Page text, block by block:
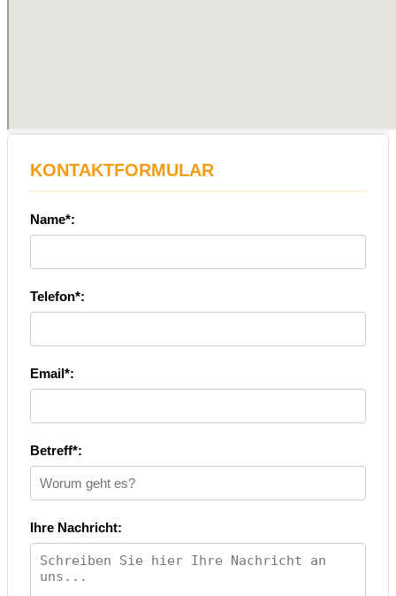
KONTAKTFORMULAR
Name*:
Telefon*:
Email*:
Betreff*:
Ihre Nachricht: